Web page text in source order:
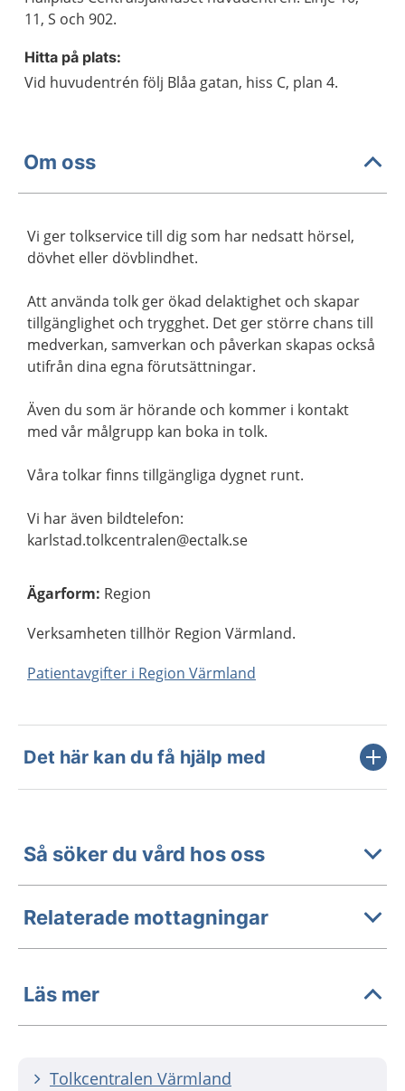
11, S och 902.
Hitta på plats:
Vid huvudentrén följ Blåa gatan, hiss C, plan 4.
Om oss
Vi ger tolkservice till dig som har nedsatt hörsel,
dövhet eller dövblindhet.
Att använda tolk ger ökad delaktighet och skapar
tillgänglighet och trygghet. Det ger större chans till
medverkan, samverkan och påverkan skapas också
utifrån dina egna förutsättningar.
Även du som är hörande och kommer i kontakt
med vår målgrupp kan boka in tolk.
Våra tolkar finns tillgängliga dygnet runt.
Vi har även bildtelefon:
karlstad.tolkcentralen@ectalk.se
Ägarform: Region
Verksamheten tillhör Region Värmland.
Patientavgifter i Region Värmland
Det här kan du få hjälp med
Så söker du vård hos oss
Relaterade mottagningar
Läs mer
Tolkcentralen Värmland